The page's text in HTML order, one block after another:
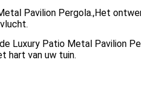
Pavilion Pergola.,Het
Luxury Patio Metal Pavilion
hart van uw tuin.